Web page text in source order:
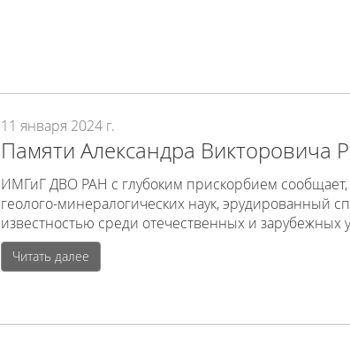
11 января 2024 г.
Памяти Александра Викторовича
ИМГиГ ДВО РАН с глубоким прискорбием
геолого-минералогических наук, эрудированный
известностью среди отечественных и
Читать далее